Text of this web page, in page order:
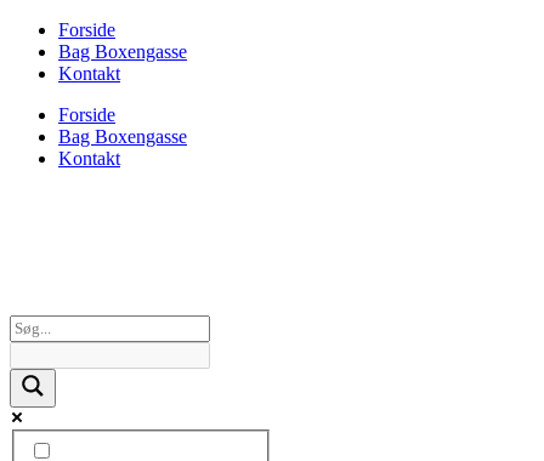
Forside
Bag Boxengasse
Kontakt
Forside
Bag Boxengasse
Kontakt